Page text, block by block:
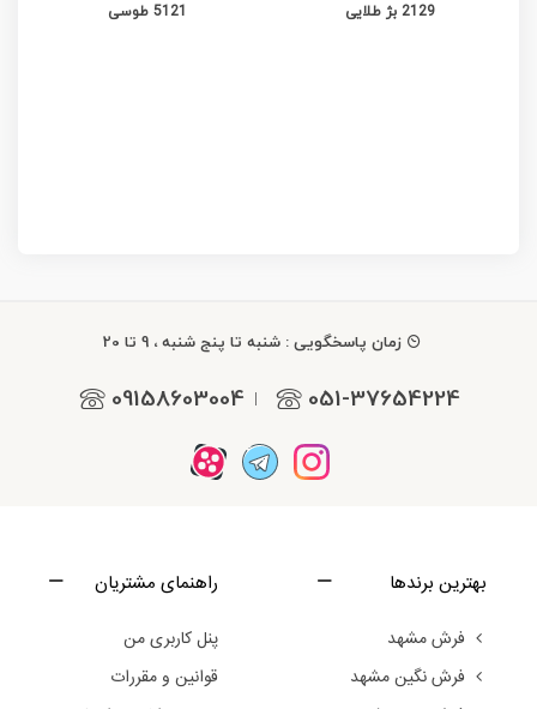
2129 بژ طلایی
5121 طوسی
زمان پاسخگویی : شنبه تا پنج شنبه ، 9 تا 20
051-37654224
|
09158603004
بهترین برندها
فرش مشهد
فرش نگین مشهد
راهنمای مشتریان
پنل کاربری من
قوانین و مقررات